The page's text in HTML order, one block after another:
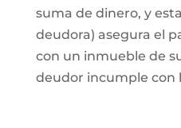
suma de dinero, y
deudora) asegura el
con un inmueble de
deudor incumple con